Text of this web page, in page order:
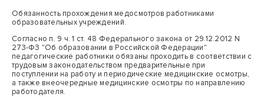
Обязанность прохождения медосмотров работниками
образовательных учреждений.
Согласно п. 9 ч. 1 ст. 48 Федерального закона от 29.12.2012 N
273-ФЗ "Об образовании в Российской Федерации"
педагогические работники обязаны проходить в соответствии с
трудовым законодательством предварительные при
поступлении на работу и периодические медицинские осмотры,
а также внеочередные медицинские осмотры по направлению
работодателя.